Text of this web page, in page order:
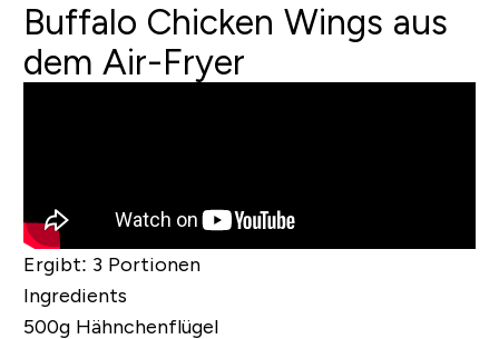
Buffalo Chicken Wings aus
dem Air-Fryer
Ergibt: 3 Portionen
Ingredients
500g Hähnchenflügel